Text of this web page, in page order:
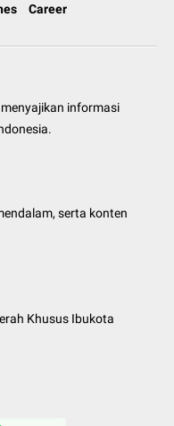
Career
informasi
serta konten
Khusus Ibukota